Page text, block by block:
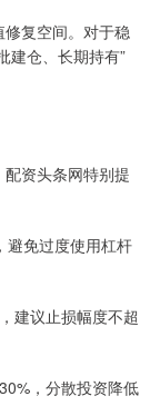
复空间。对于稳
建仓、长期持有”
资头条网特别提
避免过度使用杠杆
建议止损幅度不超
，分散投资降低